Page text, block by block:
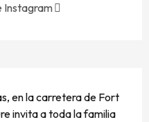
Instagram
en la carretera de Fort
invita a toda la familia